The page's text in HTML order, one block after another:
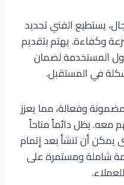
يستطيع الفني تحديد
وكفاءة. يهتم بتقديم
المستخدمة لضمان
في المستقبل.
وفعالة، مما يعزز
معه. يظل دائماً متاحاً
يمكن أن تنشأ بعد إتمام
شاملة ومستمرة على